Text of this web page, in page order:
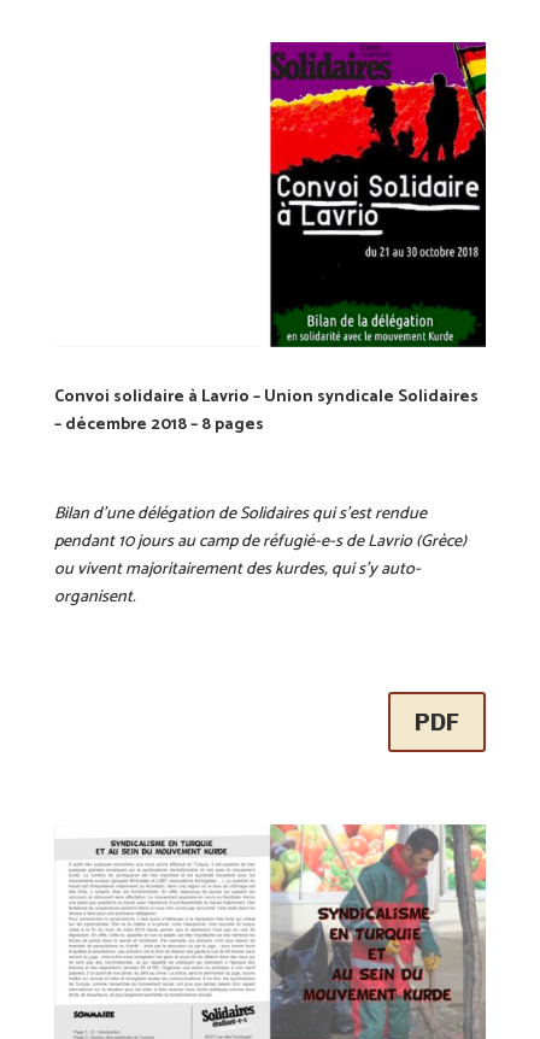
Convoi solidaire à Lavrio – Union syndicale Solidaires
– décembre 2018 – 8 pages
Bilan d’une délégation de Solidaires qui s’est rendue
pendant 10 jours au camp de réfugié-e-s de Lavrio (Grèce)
ou vivent majoritairement des kurdes, qui s’y auto-
organisent.
PDF